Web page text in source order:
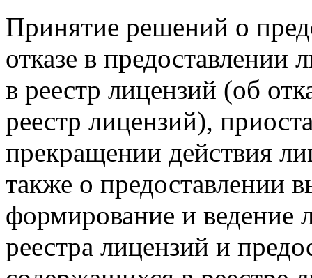
Принятие решений о
отказе в предоставлении
в реестр лицензий (об
реестр лицензий),
прекращении действия
также о предоставлении
формирование и ведение
реестра лицензий и